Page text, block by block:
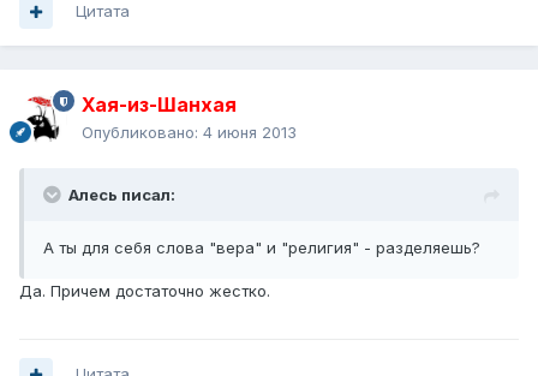
Цитата
Хая-из-Шанхая
Опубликовано: 4 июня 2013
Алесь писал:
А ты для себя слова "вера" и "религия" - разделяешь?
Да. Причем достаточно жестко.